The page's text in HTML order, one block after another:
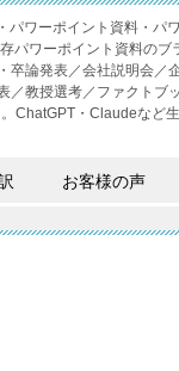
ワーポイント資料・パ
パワーポイント資料の
卒論発表／会社説明会／
／教授選考／ファクトブ
ChatGPT・Claudeなど
お客様の声